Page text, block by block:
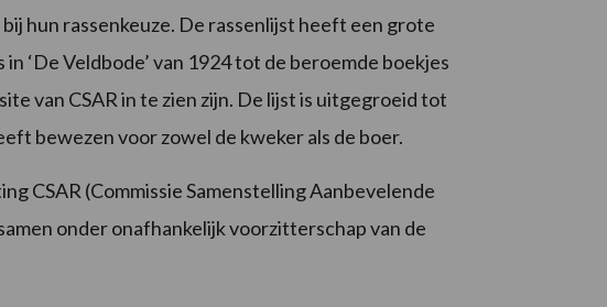
hun rassenkeuze. De rassenlijst heeft een grote
‘De Veldbode’ van 1924 tot de beroemde boekjes
van CSAR in te zien zijn. De lijst is uitgegroeid tot
bewezen voor zowel de kweker als de boer.
CSAR (Commissie Samenstelling Aanbevelende
onder onafhankelijk voorzitterschap van de